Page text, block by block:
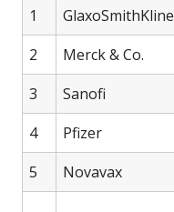
1 GlaxoSmithKline
2
Merck & Co.
3
Sanofi
4
Pfizer
5
Novavax